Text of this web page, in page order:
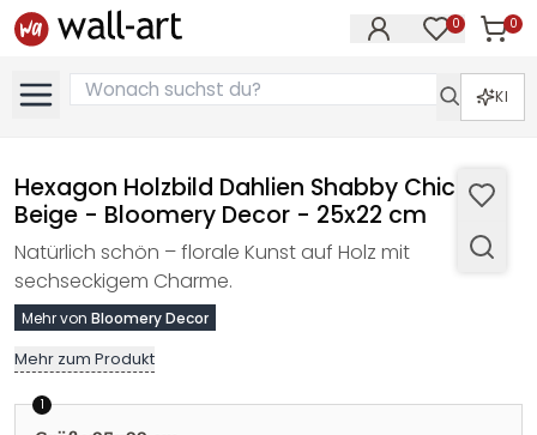
0 0
KI
Hexagon Holzbild Dahlien Shabby Chic
Beige - Bloomery Decor - 25x22 cm
Natürlich schön – florale Kunst auf Holz mit
sechseckigem Charme.
Mehr von Bloomery Decor
Mehr zum Produkt
1